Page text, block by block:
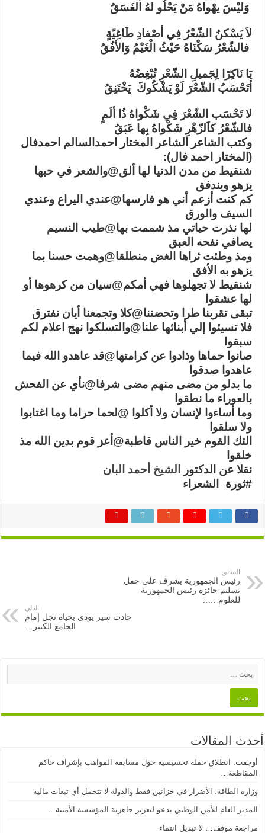
وَليْسَ يهْواهُ مَنْ يَحْلُو لهُ الغَسَقُ
لاَ يَسْكنُ الشّعْرُ فِي أصْفادِ طَاغِيّةٍ
فالشّعْرُ سَكْنَاهُ حَيْثُ الْغَيْمُ وَالأفُقُ
يَا نَاكِرًا لِجَميلِ الشّعْرِ تُبْغِضُهُ
أتَحْسَبُ الشّعْرَ لَوْ يَشْكُوكَ يَخْتَنِقُ
لا تَحْسَب الشّعْرَ فِي شَكْواهُ ذُا ألَمٍ
فالشّعْرُ كاَلزّهْرِ شَكْواهُ بِها عَبَقُ
وكتب الشاعر ‏الشاعر المختار احمدالسالم احمدفال‏
(‏المختار احمد فال‏):
شنقيط من مدن الدنيا لها ألق@والشعر في حبها
يزهو ويندفق
كم كنت أزعم أني هو فارسها@عندي اليراع وعندي
السيف والورق
لها نذرت حياتي مذ شممت بها@طيب النسيم
يصافي نفحه العبق
ومذ وطئت ثراها الغض منطلقا@وهمت حسنا بما
يزهو به الأفق
شنقيط لا تجهلوها فهي أمكم@سيان من كرهوها أو
لها عشقوا
تبقى تقربنا طرا وتحضننا@كلا وتجمعنا أيان نفترق
فلا تسيئوا إلي أبنائها علنا@والتسلكوا نهج اعلام لكم
سبقوا
صانوا حماها وذادوا عن كرامتها@قد عاهدو الله فيما
عاهدوا صدقوا
ما بدلو من مضى منهم مضى شرفا@نأي عن الفحش
بالعوراء ما نطقوا
وما أساءوا لإنسان ولا أكلوا @لحما حراما وما اغتابوا
ولا سلقوا
الئك القوم خير الناس قاطبة@أعز قوم بدين الله مذ
خلقوا
نقلا عن الدكتور
الشيخ أحمد البان
#ثورة_الشعراء
السابق
رئيس الجمهورية يشرف على حفل
تسليم جائزة رئيس الجمهورية
للعلوم …..
التالي
حادث سير يودي بحياة نجل إمام
الجامع الكبير…
أحدث المقالات
أوجفت: انطلاق حملة تحسيسية حول مسابقة المواهب بإشراف حاكم
المقاطعة…
وزارة الطاقة: الأضرار في خزانين فقط والدولة لا تتحمل أي تبعات مالية
المدير العام للأمن الوطني يدعو لتعزيز جاهزية المؤسسة الأمنية…
مراجعة موقف… لا تبديل انتماء